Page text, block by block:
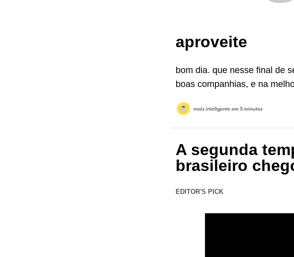
aproveite
bom dia. que nesse final de
boas companhias, e na
A segunda
brasileiro
EDITOR'S PICK